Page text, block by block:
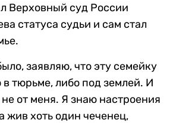
Верховный суд России
статуса судьи и сам стал
заявляю, что эту семейку
тюрьме, либо под землей. И
от меня. Я знаю настроения
жив хоть один чеченец,